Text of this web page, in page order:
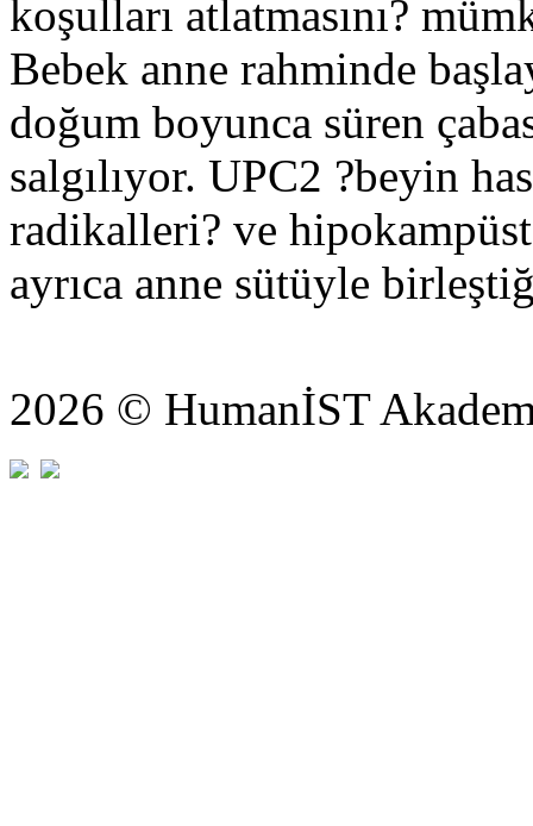
koşulları atlatmasını?
Bebek anne rahminde
doğum boyunca süren
salgılıyor. UPC2 ?beyin
radikalleri? ve
ayrıca anne sütüyle
2026 © HumanİST